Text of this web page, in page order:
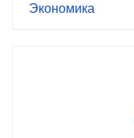
Экономика